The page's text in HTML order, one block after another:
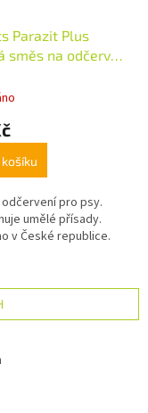
Parazit Plus
směs na odčervení
košíku
pro psy.
umělé přísady.
v České republice.